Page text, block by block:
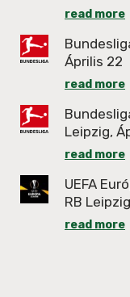
read more
Április 22
read more
Leipzig,
read more
UEFA
RB
read more